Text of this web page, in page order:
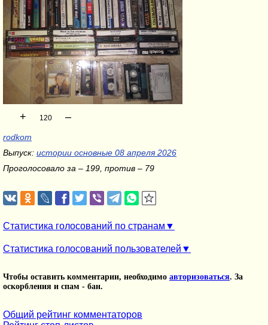
+ 120 –
rodkom
Выпуск: истории основные 08 апреля 2026
Проголосовало за – 199, против – 79
Статистика голосований по странам
Статистика голосований пользователей
Чтобы оставить комментарии, необходимо авторизоваться. За
оскорбления и спам - бан.
Общий рейтинг комментаторов